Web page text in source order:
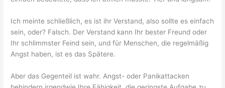
Ich meinte schließlich, es ist ihr Verstand, also sollte es einfach
sein, oder? Falsch. Der Verstand kann Ihr bester Freund oder
Ihr schlimmster Feind sein, und für Menschen, die regelmäßig
Angst haben, ist es das Spätere.
Aber das Gegenteil ist wahr. Angst- oder Panikattacken